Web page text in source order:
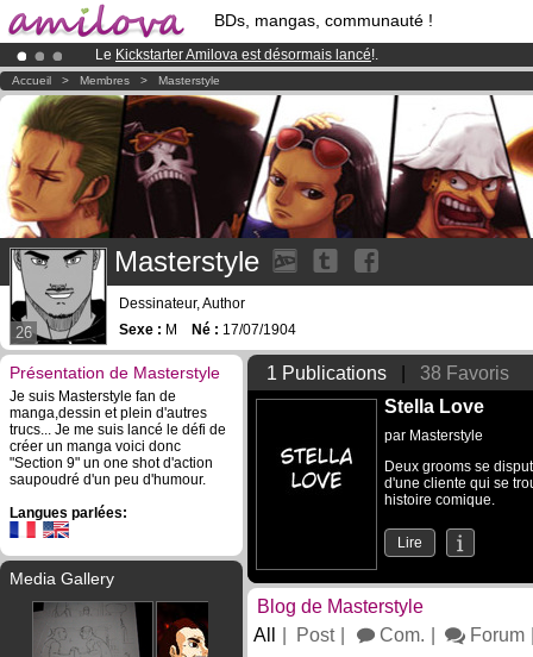
BDs, mangas, communauté !
Le Kickstarter Amilova est désormais lancé!.
Déjà 134393membreset 1208BDs & Mangas!
Abonnement premium: à partir de3.95 eurospar mois !Clique ici
Accueil > Membres > Masterstyle
26
Masterstyle
Dessinateur, Author
Sexe : M Né : 17/07/1904
Présentation de Masterstyle
Je suis Masterstyle fan de
manga,dessin et plein d'autres
trucs... Je me suis lancé le défi de
créer un manga voici donc
"Section 9" un one shot d'action
saupoudré d'un peu d'humour.
Langues parlées:
Media Gallery
1 Publications
38 Favoris
Stella Love
par Masterstyle
Deux grooms se
d'une cliente qui se
histoire comique.
Lire
Blog de Masterstyle
All
Post Com. Forum